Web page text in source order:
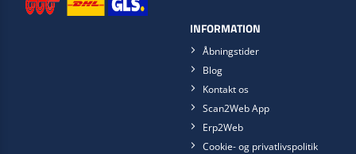
INFORMATION
Åbningstider
Blog
Kontakt os
Scan2Web App
Erp2Web
Cookie- og privatlivspolitik